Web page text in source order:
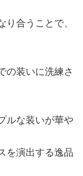
合うことで、
の装いに洗練さ
ルな装いが華や
を演出する逸品